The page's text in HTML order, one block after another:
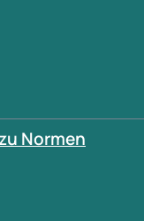
Normen